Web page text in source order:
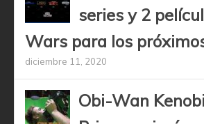
series y 2
Wars para los
diciembre 11, 2020
Obi-Wan